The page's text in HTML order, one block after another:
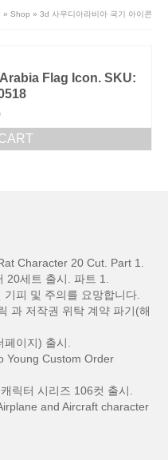
» Shop » 3d 사우디아라비아 국기 아이콘
Flag Icon. SKU:
Character 20 Cut. Part 1.
20세트 출시. 파트 1.
피 및 주의를 요망합니다.
과 저작권 위탁 계약 파기(해
이지) 출시.
Young Custom Order
릭터 시리즈 106컷 출시.
and Aircraft character